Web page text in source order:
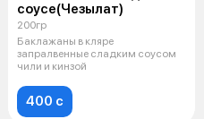
соусе(Чезылат)
200гр
Баклажаны в кляре
запралвенные сладким соусом
чили и кинзой
400 c